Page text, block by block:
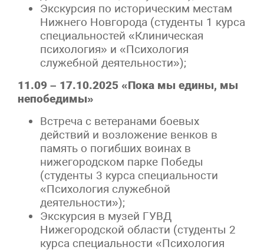
Экскурсия по историческим местам
Нижнего Новгорода (студенты 1 курса
специальностей «Клиническая
психология» и «Психология
служебной деятельности»);
11.09 – 17.10.2025 «Пока мы едины, мы
непобедимы»
Встреча с ветеранами боевых
действий и возложение венков в
память о погибших воинах в
нижегородском парке Победы
(студенты 3 курса специальности
«Психология служебной
деятельности»);
Экскурсия в музей ГУВД
Нижегородской области (студенты 2
курса специальности «Психология